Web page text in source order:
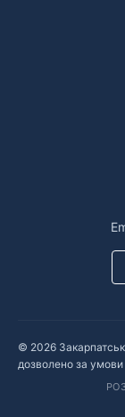
© 2026
дозволено за умови